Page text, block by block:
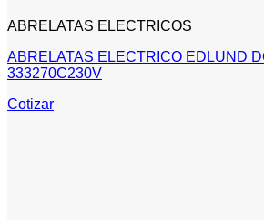
ABRELATAS ELECTRICOS
ABRELATAS ELECTRICO EDLUND
333270C230V
Cotizar